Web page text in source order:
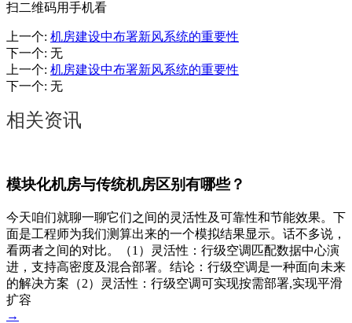
扫二维码用手机看
上一个: 机房建设中布署新风系统的重要性
下一个: 无
上一个: 机房建设中布署新风系统的重要性
下一个: 无
相关资讯
模块化机房与传统机房区别有哪些？
今天咱们就聊一聊它们之间的灵活性及可靠性和节能效果。下
面是工程师为我们测算出来的一个模拟结果显示。话不多说，
看两者之间的对比。（1）灵活性：行级空调匹配数据中心演
进，支持高密度及混合部署。结论：行级空调是一种面向未来
的解决方案（2）灵活性：行级空调可实现按需部署,实现平滑
扩容
→